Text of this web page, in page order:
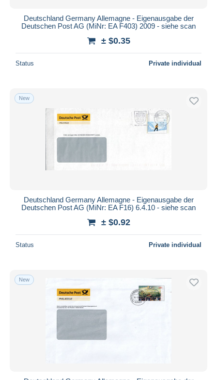
Deutschland Germany Allemagne - Eigenausgabe der
Deutschen Post AG (MiNr: EA F403) 2009 - siehe scan
± $0.35
Status Private individual
New
Deutschland Germany Allemagne - Eigenausgabe der
Deutschen Post AG (MiNr: EA F16) 6.4.10 - siehe scan
± $0.92
Status Private individual
New